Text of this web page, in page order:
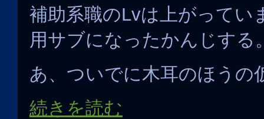
補助系職のLvは上がってい
用サブになったかんじする
あ、ついでに木耳のほうの
続きを読む